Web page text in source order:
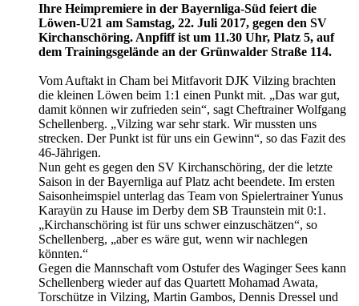
Ihre Heimpremiere in der Bayernliga-Süd feiert die
Löwen-U21 am Samstag, 22. Juli 2017, gegen den SV
Kirchanschöring. Anpfiff ist um 11.30 Uhr, Platz 5, auf
dem Trainingsgelände an der Grünwalder Straße 114.
Vom Auftakt in Cham bei Mitfavorit DJK Vilzing brachten
die kleinen Löwen beim 1:1 einen Punkt mit. „Das war gut,
damit können wir zufrieden sein“, sagt Cheftrainer Wolfgang
Schellenberg. „Vilzing war sehr stark. Wir mussten uns
strecken. Der Punkt ist für uns ein Gewinn“, so das Fazit des
46-Jährigen.
Nun geht es gegen den SV Kirchanschöring, der die letzte
Saison in der Bayernliga auf Platz acht beendete. Im ersten
Saisonheimspiel unterlag das Team von Spielertrainer Yunus
Karayün zu Hause im Derby dem SB Traunstein mit 0:1.
„Kirchanschöring ist für uns schwer einzuschätzen“, so
Schellenberg, „aber es wäre gut, wenn wir nachlegen
könnten.“
Gegen die Mannschaft vom Ostufer des Waginger Sees kann
Schellenberg wieder auf das Quartett Mohamad Awata,
Torschütze in Vilzing, Martin Gambos, Dennis Dressel und